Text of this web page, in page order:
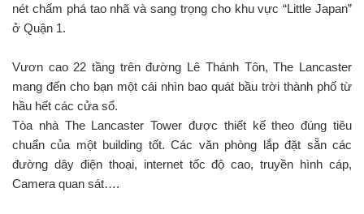
nét chấm phá tao nhã và sang trọng cho khu vực “Little Japan”
ở Quận 1.
Vươn cao 22 tầng trên đường Lê Thánh Tôn, The Lancaster
mang đến cho bạn một cái nhìn bao quát bầu trời thành phố từ
hầu hết các cửa sổ.
Tòa nhà The Lancaster Tower được thiết kế theo đúng tiêu
chuẩn của một building tốt. Các văn phòng lắp đặt sẵn các
đường dây điện thoại, internet tốc độ cao, truyền hình cáp,
Camera quan sát….